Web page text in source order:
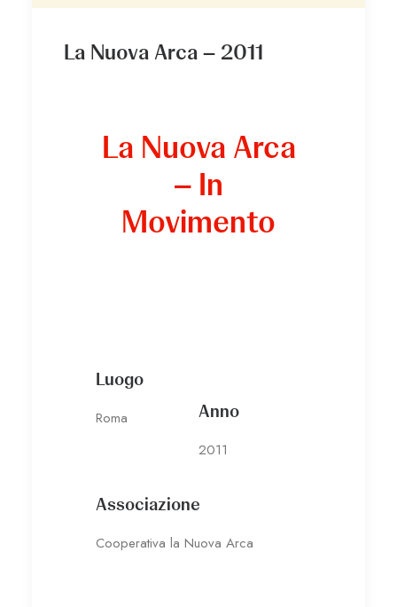
La Nuova Arca – 2011
La Nuova Arca
– In
Movimento
Luogo
Roma Anno
2011
Associazione
Cooperativa la Nuova Arca